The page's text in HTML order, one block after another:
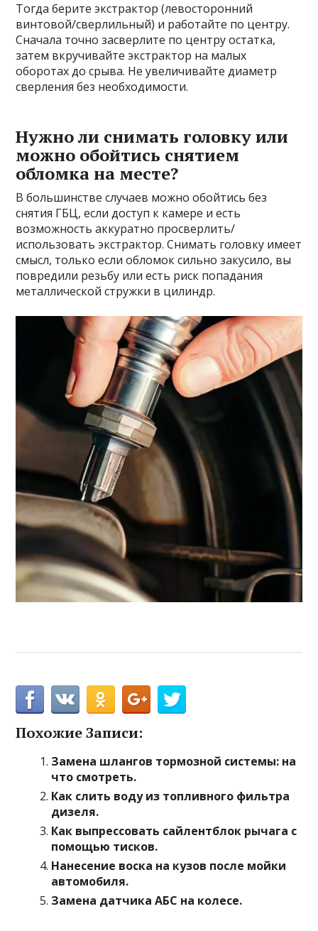
Тогда берите экстрактор (левосторонний
винтовой/сверлильный) и работайте по центру.
Сначала точно засверлите по центру остатка,
затем вкручивайте экстрактор на малых
оборотах до срыва. Не увеличивайте диаметр
сверления без необходимости.
Нужно ли снимать головку или
можно обойтись снятием
обломка на месте?
В большинстве случаев можно обойтись без
снятия ГБЦ, если доступ к камере и есть
возможность аккуратно просверлить/
использовать экстрактор. Снимать головку имеет
смысл, только если обломок сильно закусило, вы
повредили резьбу или есть риск попадания
металлической стружки в цилиндр.
Похожие Записи:
Замена шлангов тормозной системы: на
что смотреть.
Как слить воду из топливного фильтра
дизеля.
Как выпрессовать сайлентблок рычага с
помощью тисков.
Нанесение воска на кузов после мойки
автомобиля.
Замена датчика АБС на колесе.